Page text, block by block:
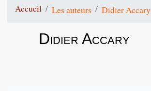
Accueil Les auteurs Didier Accary
Didier Accary